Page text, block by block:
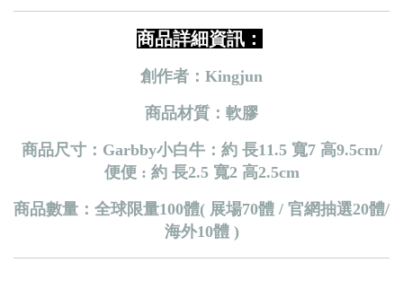
商品詳細資訊：
創作者：Kingjun
商品材質：軟膠
商品尺寸：Garbby小白牛： 約 長11.5 寬7 高9.5cm/
便便 : 約 長2.5 寬2 高2.5cm
商品數量：全球限量100體( 展場70體 / 官網抽選20體/
海外10體 )